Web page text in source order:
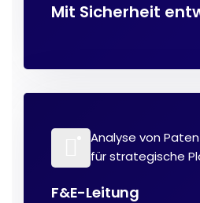
Mit Sicherheit
F&E-Leitung
Analyse von
für strategische